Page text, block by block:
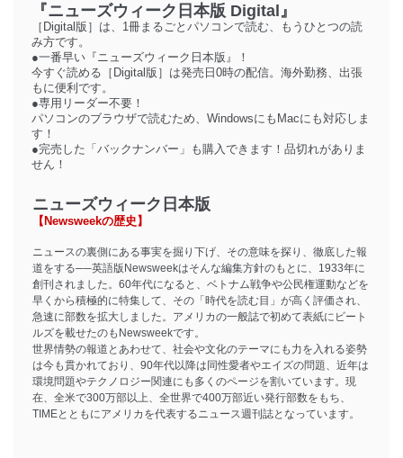
『ニューズウィーク日本版 Digital』
［Digital版］は、1冊まるごとパソコンで読む、もうひとつの読
み方です。
●一番早い『ニューズウィーク日本版』！
今すぐ読める［Digital版］は発売日0時の配信。海外勤務、出張
もに便利です。
●専用リーダー不要！
パソコンのブラウザで読むため、WindowsにもMacにも対応しま
す！
●完売した「バックナンバー」も購入できます！品切れがありま
せん！
ニューズウィーク日本版
【Newsweekの歴史】
ニュースの裏側にある事実を掘り下げ、その意味を探り、徹底した報
道をする──英語版Newsweekはそんな編集方針のもとに、1933年に
創刊されました。60年代になると、ベトナム戦争や公民権運動などを
早くから積極的に特集して、その「時代を読む目」が高く評価され、
急速に部数を拡大しました。アメリカの一般誌で初めて表紙にビート
ルズを載せたのもNewsweekです。
世界情勢の報道とあわせて、社会や文化のテーマにも力を入れる姿勢
は今も貫かれており、90年代以降は同性愛者やエイズの問題、近年は
環境問題やテクノロジー関連にも多くのページを割いています。現
在、全米で300万部以上、全世界で400万部近い発行部数をもち、
TIMEとともにアメリカを代表するニュース週刊誌となっています。